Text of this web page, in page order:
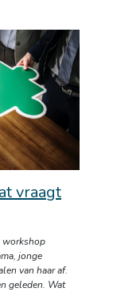
vraagt
workshop
jonge
van haar af.
geleden. Wat